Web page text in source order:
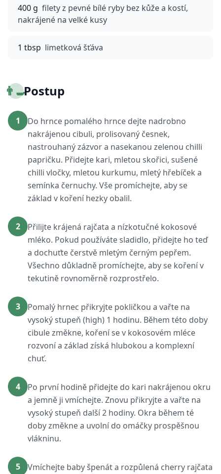
400 g filety z pevné bílé ryby bez kůže a kostí,
nakrájené na velké kusy
1 tbsp limetková šťáva
👨‍🍳Postup
1
Do hrnce pomalého hrnce dejte nadrobno
nakrájenou cibuli, prolisovaný česnek,
nastrouhaný zázvor a nasekanou zelenou chilli
papričku. Přidejte kari, mletou skořici, sušené
chilli vločky, mletou kurkumu, mletý hřebíček a
semínka černuchy. Vše promíchejte, aby se
základ v koření hezky obalil.
2
Přilijte krájená rajčata a nízkotučné kokosové
mléko. Pokud používáte sladidlo, přidejte ho teď
a dochuťte čerstvě mletým černým pepřem.
Všechno důkladně promíchejte, aby se koření v
tekutině rovnoměrně rozprostřelo.
3
Pomalý hrnec přikryjte pokličkou a vařte na
vysoký stupeň (high) 1 hodinu. Během této doby
cibule změkne, koření se v kokosovém mléce
rozvoní a základ získá hlubokou a komplexní
chuť.
4
Po první hodině přidejte do kari nakrájenou okru
a jemně ji vmíchejte. Znovu přikryjte a vařte na
vysoký stupeň další 2 hodiny. Okra během té
doby změkne a uvolní do omáčky prospěšnou
vlákninu.
5
Vmíchejte baby špenát a rozpůlená cherry rajčata